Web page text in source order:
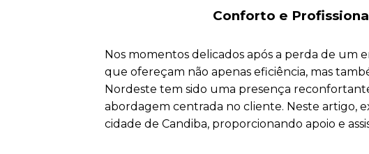
Conforto e
Nos momentos delicados após a perda de um
que ofereçam não apenas eficiência, mas
Nordeste tem sido uma presença
abordagem centrada no cliente. Neste artigo,
cidade de Candiba, proporcionando apoio e